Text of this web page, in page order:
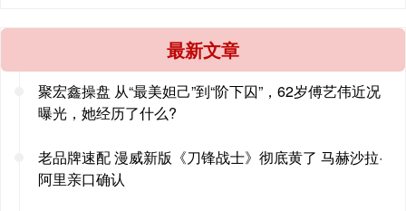
最新文章
聚宏鑫操盘 从“最美妲己”到“阶下囚”，62岁傅艺伟近况
曝光，她经历了什么?
老品牌速配 漫威新版《刀锋战士》彻底黄了 马赫沙拉·
阿里亲口确认